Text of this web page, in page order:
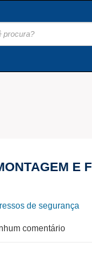
E
de segurança
comentário